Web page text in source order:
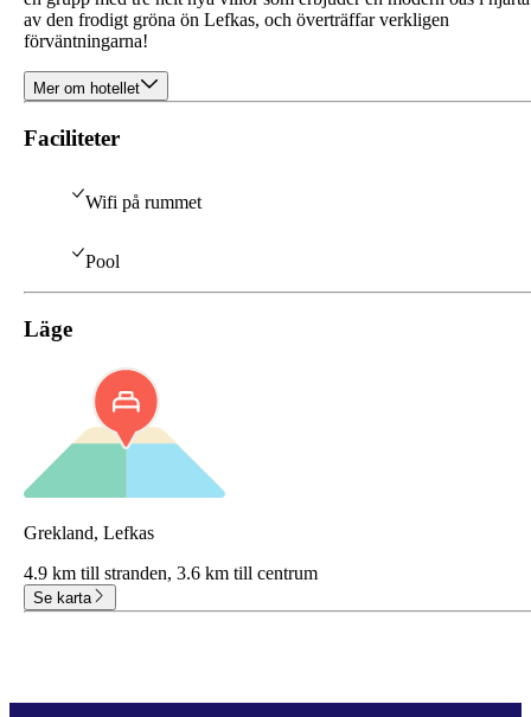
av den frodigt gröna ön Lefkas, och överträffar verkligen
förväntningarna!
Mer om hotellet
Faciliteter
Wifi på rummet
Pool
Läge
Grekland, Lefkas
4.9 km till stranden, 3.6 km till centrum
Se karta